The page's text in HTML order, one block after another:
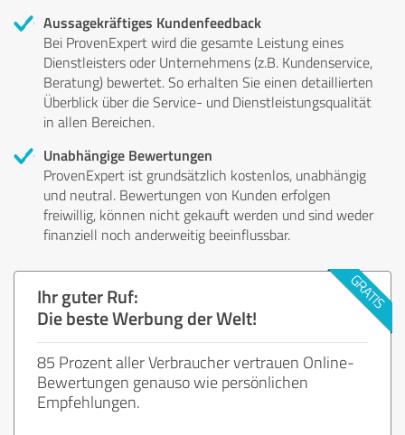
Aussagekräftiges Kundenfeedback
Bei ProvenExpert wird die gesamte Leistung eines
Dienstleisters oder Unternehmens (z.B. Kundenservice,
Beratung) bewertet. So erhalten Sie einen detaillierten
Überblick über die Service- und Dienstleistungsqualität
in allen Bereichen.
Unabhängige Bewertungen
ProvenExpert ist grundsätzlich kostenlos, unabhängig
und neutral. Bewertungen von Kunden erfolgen
freiwillig, können nicht gekauft werden und sind weder
finanziell noch anderweitig beeinflussbar.
Ihr guter Ruf:
Die beste Werbung der Welt!
85 Prozent aller Verbraucher vertrauen Online-
Bewertungen genauso wie persönlichen
Empfehlungen.